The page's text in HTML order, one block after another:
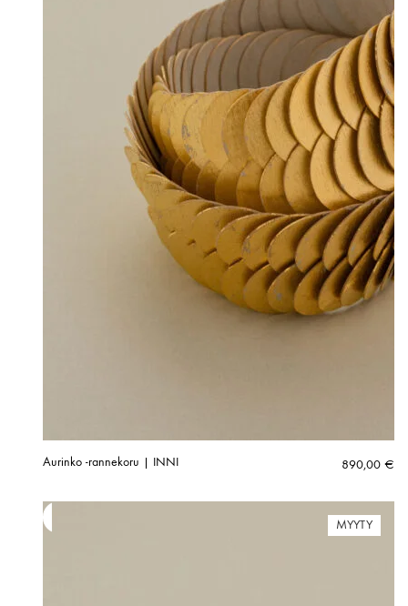
Aurinko -rannekoru | INNI 890,00 €
MYYTY